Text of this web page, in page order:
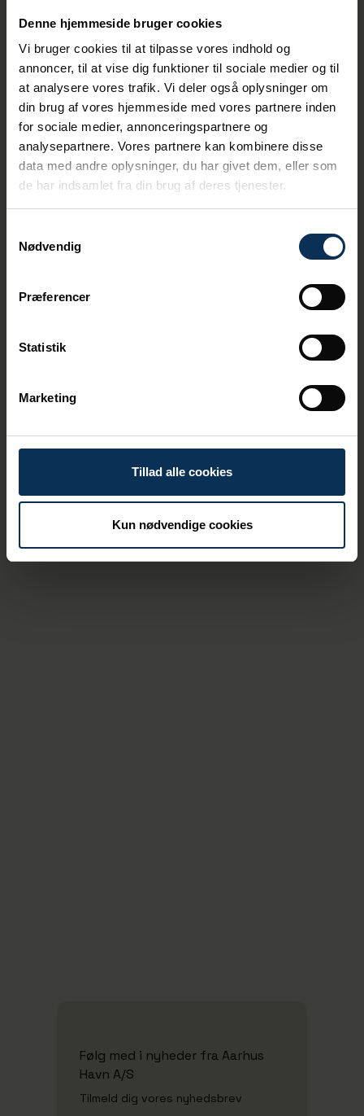
Denne hjemmeside bruger cookies
Vi bruger cookies til at tilpasse vores indhold og
annoncer, til at vise dig funktioner til sociale medier og til
at analysere vores trafik. Vi deler også oplysninger om
din brug af vores hjemmeside med vores partnere inden
for sociale medier, annonceringspartnere og
analysepartnere. Vores partnere kan kombinere disse
data med andre oplysninger, du har givet dem, eller som
de har indsamlet fra din brug af deres tjenester.
Nødvendig
Præferencer
Statistik
Marketing
Tillad alle cookies
Kun nødvendige cookies
Aarhus Havn arbejder vi hårdt
på at blive CO2-neutrale, og at
have allierede i det arbejde
giver os langt bedre chancer
for at lykkes, lyder det fra
Anne Zachariassen.
Alliancen medlemmer er DP World, APM
Terminals, Patrick Terminals, SSA Marine, Port
Følg med i nyheder fra Aarhus
Havn A/S
Tilmeld dig vores nyhedsbrev